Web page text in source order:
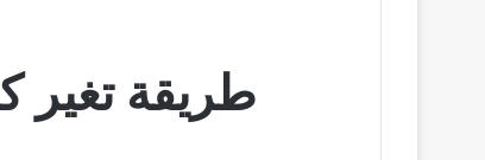
طريقة تغير